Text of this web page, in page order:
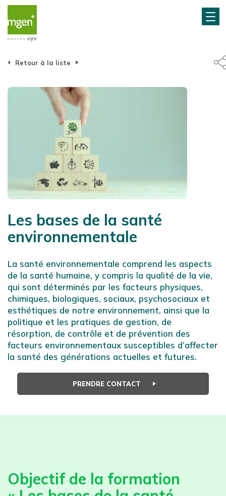
Retour à la liste
Les bases de la santé
environnementale
La santé environnementale comprend les aspects
de la santé humaine, y compris la qualité de la vie,
qui sont déterminés par les facteurs physiques,
chimiques, biologiques, sociaux, psychosociaux et
esthétiques de notre environnement, ainsi que la
politique et les pratiques de gestion, de
résorption, de contrôle et de prévention des
facteurs environnementaux susceptibles d’affecter
la santé des générations actuelles et futures.
PRENDRE CONTACT
Objectif de la formation